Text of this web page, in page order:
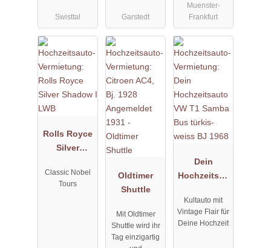
Swisttal Garstedt
Muenster-
Frankfurt
Rolls Royce
Silver
LWB
Classic Nobel
Tours
Oldtimer
Shuttle
Mit Oldtimer
Shuttle wird ihr
Tag einzigartig
Dein
Hochzeitsau
Samba Bus
türkis-weiss
Kultauto mit
Vintage Flair für
Deine Hochzeit